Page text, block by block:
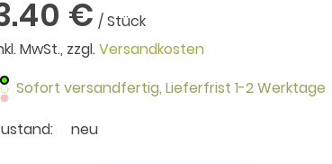
€ / Stück
MwSt., zzgl.Versandkosten
Sofort versandfertig, Lieferfrist 1-2 Werktage
neu